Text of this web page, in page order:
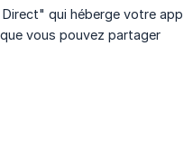
qui héberge votre app
vous pouvez partager